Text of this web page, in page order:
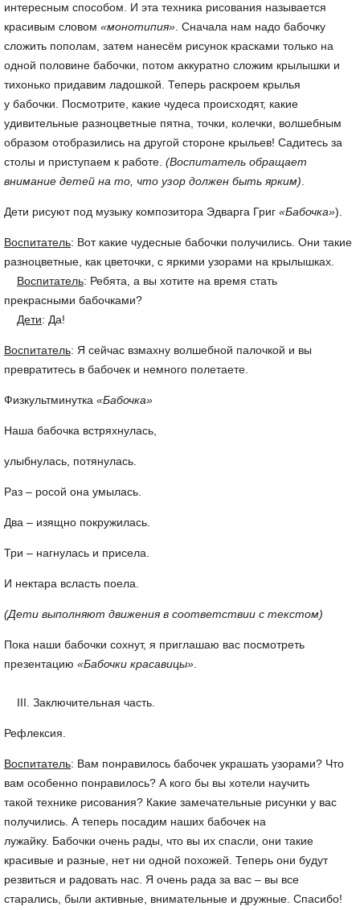
интересным способом. И эта техника рисования называется
красивым словом «монотипия» . Сначала нам надо бабочку
сложить пополам, затем нанесём рисунок красками только на
одной половине бабочки, потом аккуратно сложим крылышки и
тихонько придавим ладошкой. Теперь раскроем крылья
у бабочки. Посмотрите, какие чудеса происходят, какие
удивительные разноцветные пятна, точки, колечки, волшебным
образом отобразились на другой стороне крыльев! Садитесь за
столы и приступаем к работе. (Воспитатель обращает
внимание детей на то, что узор должен быть ярким)
Дети рисуют под музыку композитора Эдварга Григ «Бабочка»).
Воспитатель: Вот какие чудесные бабочки получились. Они такие
разноцветные, как цветочки, с яркими узорами на крылышках.
Воспитатель: Ребята, а вы хотите на время стать
прекрасными бабочками?
Дети: Да!
Воспитатель: Я сейчас взмахну волшебной палочкой и вы
превратитесь в бабочек и немного полетаете.
Физкультминутка «Бабочка»
Наша бабочка встряхнулась,
улыбнулась, потянулась.
Раз – росой она умылась.
Два – изящно покружилась.
Три – нагнулась и присела.
И нектара всласть поела.
(Дети выполняют движения в соответствии с текстом)
Пока наши бабочки сохнут, я приглашаю вас посмотреть
презентацию «Бабочки красавицы»
III. Заключительная часть.
Рефлексия.
Воспитатель: Вам понравилось бабочек украшать узорами? Что
вам особенно понравилось? А кого бы вы хотели научить
такой технике рисования? Какие замечательные рисунки у вас
получились. А теперь посадим наших бабочек на
лужайку. Бабочки очень рады, что вы их спасли, они такие
красивые и разные, нет ни одной похожей. Теперь они будут
резвиться и радовать нас. Я очень рада за вас – вы все
старались, были активные, внимательные и дружные. Спасибо!